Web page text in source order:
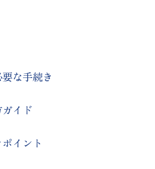
と交通手段
ービス
利便性
な手続き
イド
イント